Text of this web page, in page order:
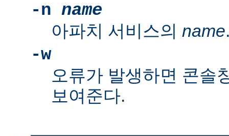
-n name
아파치 서비스의 name
-w
오류가 발생하면 콘솔
보여준다.